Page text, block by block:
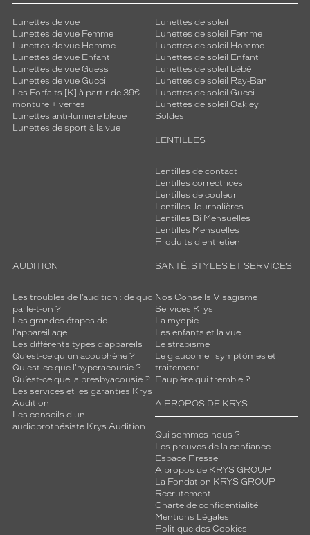
Lunettes de vue
Lunettes de vue Femme
Lunettes de vue Homme
Lunettes de vue Enfant
Lunettes de vue Guess
Lunettes de vue Gucci
Les Forfaits [K] à partir de 39€ -
monture + verres
Lunettes anti-lumière bleue
Lunettes de sport à la vue
Lunettes de soleil
Lunettes de soleil Femme
Lunettes de soleil Homme
Lunettes de soleil Enfant
Lunettes de soleil bébé
Lunettes de soleil Ray-Ban
Lunettes de soleil Gucci
Lunettes de soleil Oakley
Soldes
LENTILLES
Lentilles de contact
Lentilles correctrices
Lentilles de couleur
Lentilles Journalières
Lentilles Bi Mensuelles
Lentilles Mensuelles
Produits d'entretien
AUDITION
Les troubles de l’audition : de quoi
parle-t-on ?
Les grandes étapes de
l'appareillage
Les différents types d’appareils
Qu’est-ce qu'un acouphène ?
Qu'est-ce que l'hyperacousie ?
Qu’est-ce que la presbyacousie ?
Les services et les garanties Krys
Audition
Les conseils d'un
audioprothésiste Krys Audition
SANTÉ, STYLES ET SERVICES
Nos Conseils Visagisme
Services Krys
La myopie
Les enfants et la vue
Le strabisme
Le glaucome : symptômes et
traitement
Paupière qui tremble ?
A PROPOS DE KRYS
Qui sommes-nous ?
Les preuves de la confiance
Espace Presse
A propos de KRYS GROUP
La Fondation KRYS GROUP
Recrutement
Charte de confidentialité
Mentions Légales
Politique des Cookies